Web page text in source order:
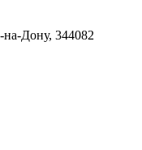
на-Дону, 344082